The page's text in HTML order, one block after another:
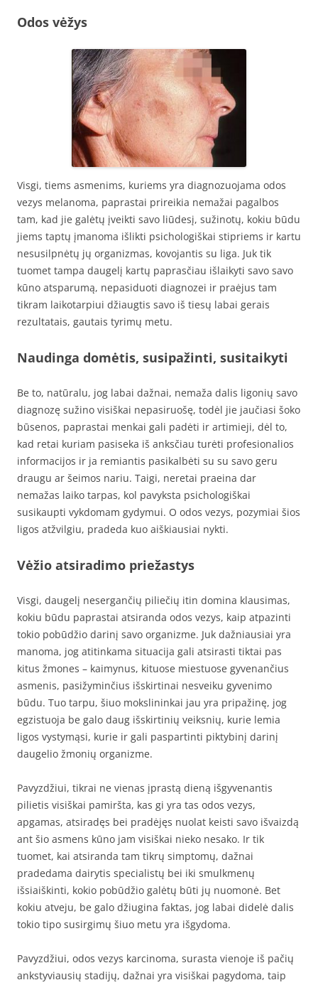
Odos vėžys
Visgi, tiems asmenims, kuriems yra diagnozuojama odos
vezys melanoma, paprastai prireikia nemažai pagalbos
tam, kad jie galėtų įveikti savo liūdesį, sužinotų, kokiu būdu
jiems taptų įmanoma išlikti psichologiškai stipriems ir kartu
nesusilpnėtų jų organizmas, kovojantis su liga. Juk tik
tuomet tampa daugelį kartų paprasčiau išlaikyti savo savo
kūno atsparumą, nepasiduoti diagnozei ir praėjus tam
tikram laikotarpiui džiaugtis savo iš tiesų labai gerais
rezultatais, gautais tyrimų metu.
Naudinga domėtis, susipažinti, susitaikyti
Be to, natūralu, jog labai dažnai, nemaža dalis ligonių savo
diagnozę sužino visiškai nepasiruošę, todėl jie jaučiasi šoko
būsenos, paprastai menkai gali padėti ir artimieji, dėl to,
kad retai kuriam pasiseka iš anksčiau turėti profesionalios
informacijos ir ja remiantis pasikalbėti su su savo geru
draugu ar šeimos nariu. Taigi, neretai praeina dar
nemažas laiko tarpas, kol pavyksta psichologiškai
susikaupti vykdomam gydymui. O odos vezys, pozymiai šios
ligos atžvilgiu, pradeda kuo aiškiausiai nykti.
Vėžio atsiradimo priežastys
Visgi, daugelį nesergančių piliečių itin domina klausimas,
kokiu būdu paprastai atsiranda odos vezys, kaip atpazinti
tokio pobūdžio darinį savo organizme. Juk dažniausiai yra
manoma, jog atitinkama situacija gali atsirasti tiktai pas
kitus žmones – kaimynus, kituose miestuose gyvenančius
asmenis, pasižyminčius išskirtinai nesveiku gyvenimo
būdu. Tuo tarpu, šiuo mokslininkai jau yra pripažinę, jog
egzistuoja be galo daug išskirtinių veiksnių, kurie lemia
ligos vystymąsi, kurie ir gali paspartinti piktybinį darinį
daugelio žmonių organizme.
Pavyzdžiui, tikrai ne vienas įprastą dieną išgyvenantis
pilietis visiškai pamiršta, kas gi yra tas odos vezys,
apgamas, atsiradęs bei pradėjęs nuolat keisti savo išvaizdą
ant šio asmens kūno jam visiškai nieko nesako. Ir tik
tuomet, kai atsiranda tam tikrų simptomų, dažnai
pradedama dairytis specialistų bei iki smulkmenų
išsiaiškinti, kokio pobūdžio galėtų būti jų nuomonė. Bet
kokiu atveju, be galo džiugina faktas, jog labai didelė dalis
tokio tipo susirgimų šiuo metu yra išgydoma.
Pavyzdžiui, odos vezys karcinoma, surasta vienoje iš pačių
ankstyviausių stadijų, dažnai yra visiškai pagydoma, taip